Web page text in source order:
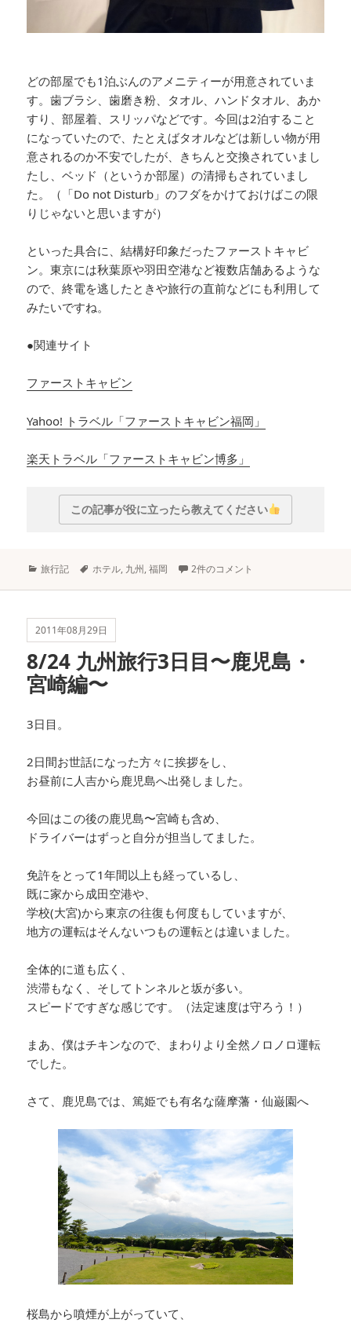
どの部屋でも1泊ぶんのアメニティーが用意されていま
す。歯ブラシ、歯磨き粉、タオル、ハンドタオル、あか
すり、部屋着、スリッパなどです。今回は2泊すること
になっていたので、たとえばタオルなどは新しい物が用
意されるのか不安でしたが、きちんと交換されていまし
たし、ベッド（というか部屋）の清掃もされていまし
た。（「Do not Disturb」のフダをかけておけばこの限
りじゃないと思いますが）
といった具合に、結構好印象だったファーストキャビ
ン。東京には秋葉原や羽田空港など複数店舗あるような
ので、終電を逃したときや旅行の直前などにも利用して
みたいですね。
●関連サイト
ファーストキャビン
Yahoo! トラベル「ファーストキャビン福岡」
楽天トラベル「ファーストキャビン博多」
この記事が役に立ったら教えてください
カ
ー
旅行記
タ
ホテル, 九州,福岡 2件のコメント
2011年08月29日
8/24 九州旅行3日目〜鹿児島・
宮崎編〜
3日目。
2日間お世話になった方々に挨拶をし、
お昼前に人吉から鹿児島へ出発しました。
今回はこの後の鹿児島〜宮崎も含め、
ドライバーはずっと自分が担当してました。
免許をとって1年間以上も経っているし、
既に家から成田空港や、
学校(大宮)から東京の往復も何度もしていますが、
地方の運転はそんないつもの運転とは違いました。
全体的に道も広く、
渋滞もなく、そしてトンネルと坂が多い。
スピードですぎな感じです。（法定速度は守ろう！）
まあ、僕はチキンなので、まわりより全然ノロノロ運転
でした。
さて、鹿児島では、篤姫でも有名な薩摩藩・仙巌園へ
桜島から噴煙が上がっていて、